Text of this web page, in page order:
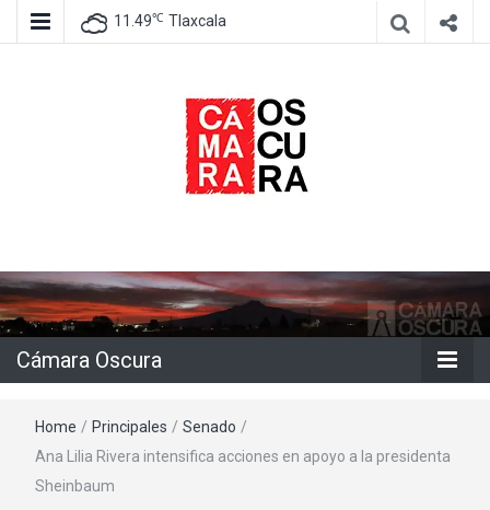
11.49℃ Tlaxcala
Cámara
Oscura
Cámara Oscura
Home / Principales / Senado /
Ana Lilia Rivera intensifica acciones en apoyo a la presidenta
Sheinbaum